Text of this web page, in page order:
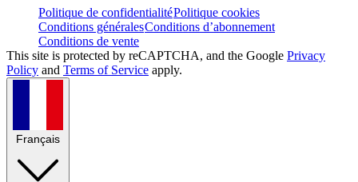
Politique de confidentialitéPolitique cookies
Conditions généralesConditions d’abonnement
Conditions de vente
This site is protected by reCAPTCHA, and the Google Privacy
Policy and Terms of Service apply.
Français